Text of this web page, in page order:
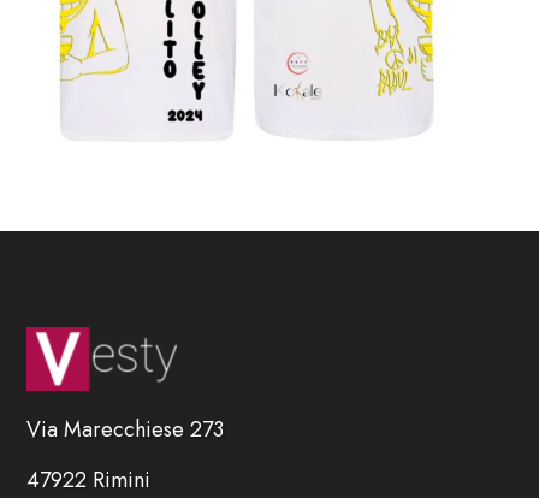
Via Marecchiese 273
47922 Rimini